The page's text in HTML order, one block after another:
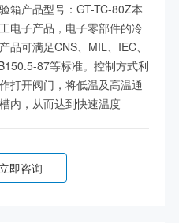
箱产品型号：GT-TC-80Z本
电子产品，电子零部件的冷
品可满足CNS、MIL、IEC、
87等标准。控制方式利
打开阀门，将低温及高温通
内，从而达到快速温度
立即咨询